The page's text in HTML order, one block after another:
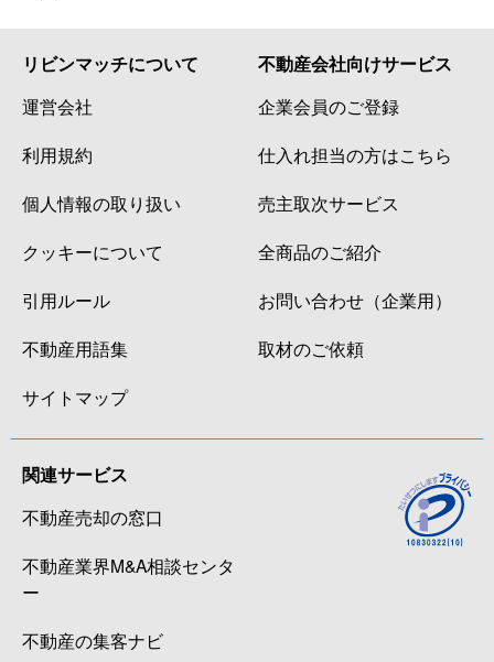
リビンマッチについて
運営会社
利用規約
個人情報の取り扱い
クッキーについて
引用ルール
不動産用語集
サイトマップ
不動産会社向けサービス
企業会員のご登録
仕入れ担当の方はこちら
売主取次サービス
全商品のご紹介
お問い合わせ（企業用）
取材のご依頼
関連サービス
不動産売却の窓口
不動産業界M&A相談センタ
ー
不動産の集客ナビ